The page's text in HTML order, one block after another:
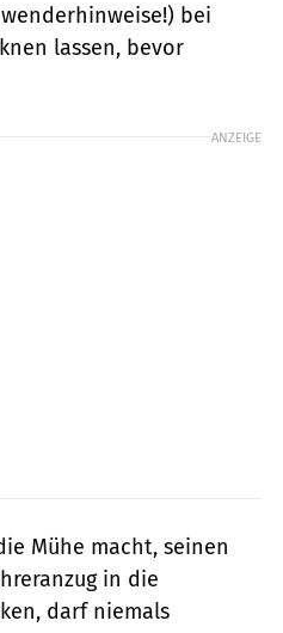
bei
lassen, bevor
ANZEIGE
Mühe macht, seinen
in die
darf niemals